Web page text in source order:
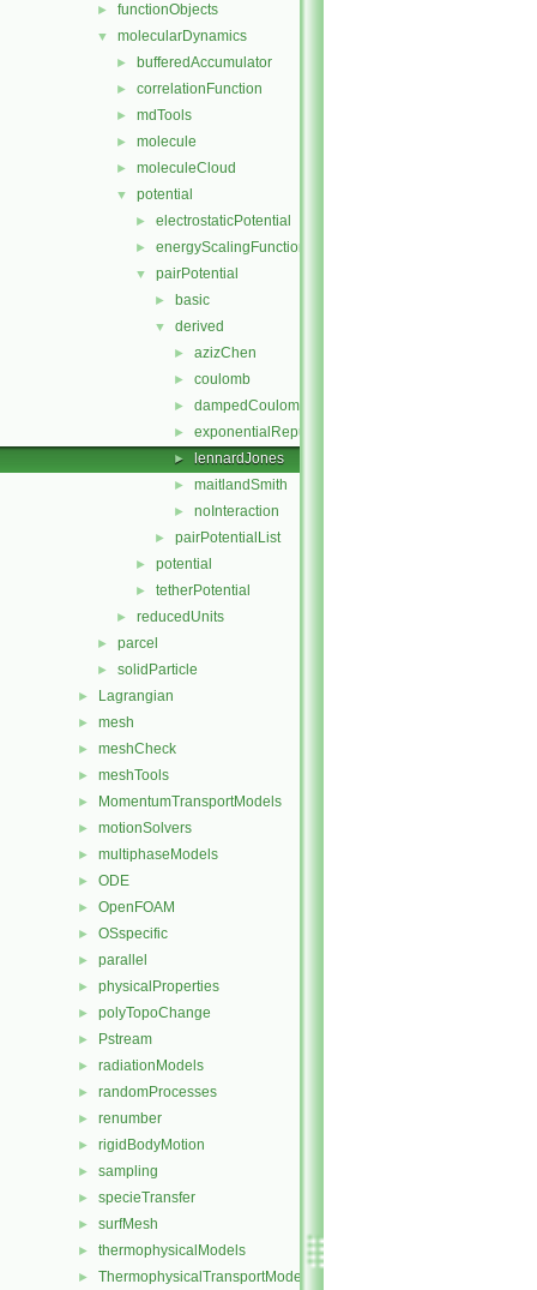
► functionObjects
▼ molecularDynamics
► bufferedAccumulator
► correlationFunction
► mdTools
► molecule
► moleculeCloud
▼ potential
► electrostaticPotential
► energyScalingFunction
▼ pairPotential
► basic
▼ derived
► azizChen
► coulomb
► dampedCoulomb
► exponentialRepulsion
► lennardJones
► maitlandSmith
► noInteraction
► pairPotentialList
► potential
► tetherPotential
► reducedUnits
► parcel
► solidParticle
► Lagrangian
► mesh
► meshCheck
► meshTools
► MomentumTransportModels
► motionSolvers
► multiphaseModels
► ODE
► OpenFOAM
► OSspecific
► parallel
► physicalProperties
► polyTopoChange
► Pstream
► radiationModels
► randomProcesses
► renumber
► rigidBodyMotion
► sampling
► specieTransfer
► surfMesh
► thermophysicalModels
► ThermophysicalTransportModels